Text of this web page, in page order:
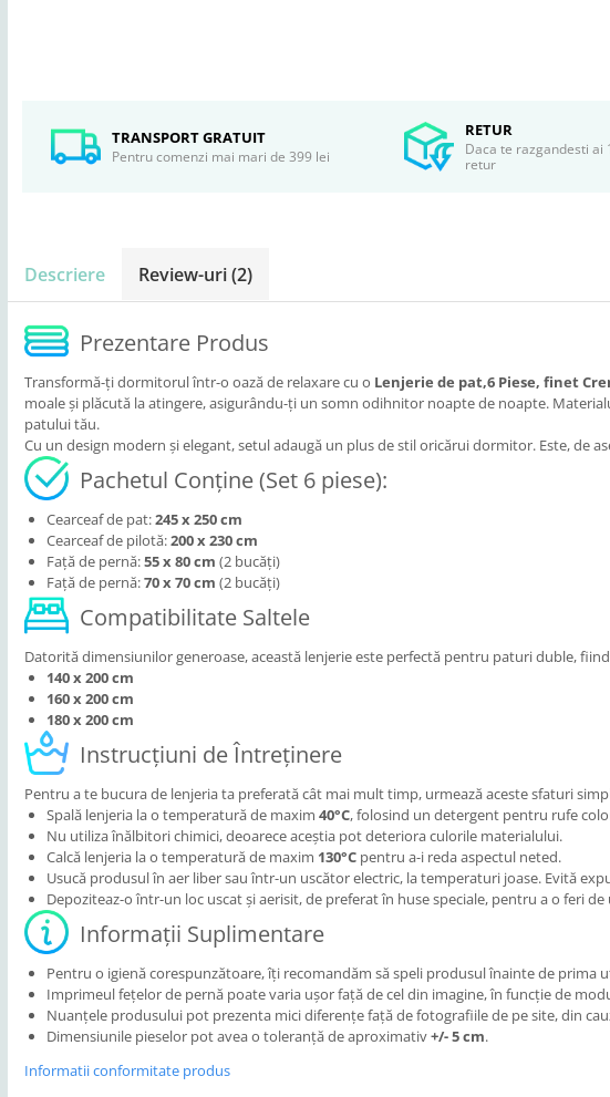
TRANSPORT GRATUIT
Pentru comenzi mai mari de 399 lei
RETUR
Daca te razgandesti ai
retur
Descriere Review-uri(2)
Prezentare Produs
Transformă-ți dormitorul într-o oază de relaxare cu o Lenjerie de pat,6 Piese, finet
moale și plăcută la atingere, asigurându-ți un somn odihnitor noapte de noapte.
patului tău.
Cu un design modern și elegant, setul adaugă un plus de stil oricărui dormitor. Este, de
Pachetul Conține (Set 6 piese):
Cearceaf de pat:245 x 250 cm
Cearceaf de pilotă:200 x 230 cm
Față de pernă:55 x 80 cm (2 bucăți)
Față de pernă:70 x 70 cm (2 bucăți)
Compatibilitate Saltele
Datorită dimensiunilor generoase, această lenjerie este perfectă pentru paturi duble,
140 x 200 cm
160 x 200 cm
180 x 200 cm
Instrucțiuni de Întreținere
Pentru a te bucura de lenjeria ta preferată cât mai mult timp, urmează aceste sfaturi
Spală lenjeria la o temperatură de maxim 40°C, folosind un detergent pentru rufe
Nu utiliza înălbitori chimici, deoarece aceștia pot deteriora culorile materialului.
Calcă lenjeria la o temperatură de maxim 130°Cpentru a-i reda aspectul neted.
Usucă produsul în aer liber sau într-un uscător electric, la temperaturi joase. Evită
Depoziteaz-o într-un loc uscat și aerisit, de preferat în huse speciale, pentru a o feri de
Informații Suplimentare
Pentru o igienă corespunzătoare, îți recomandăm să speli produsul înainte de prima
Imprimeul fețelor de pernă poate varia ușor față de cel din imagine, în funcție de
Nuanțele produsului pot prezenta mici diferențe față de fotografiile de pe site, din
Dimensiunile pieselor pot avea o toleranță de aproximativ+/- 5 cm.
Informatii conformitate produs